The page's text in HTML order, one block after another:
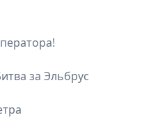
за Эльбрус